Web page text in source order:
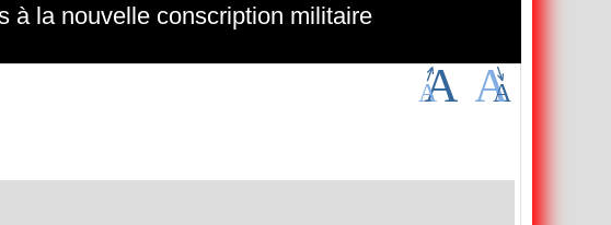
à la nouvelle conscription militaire